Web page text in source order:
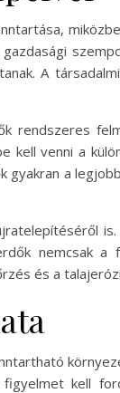
A
rendszeres
venni a
a
nemcsak
és a
kell